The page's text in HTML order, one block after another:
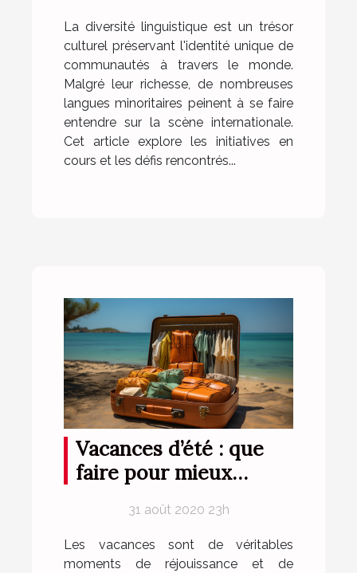
initiatives et défis
La diversité linguistique est un trésor
culturel préservant l'identité unique de
communautés à travers le monde.
Malgré leur richesse, de nombreuses
langues minoritaires peinent à se faire
entendre sur la scène internationale.
Cet article explore les initiatives en
cours et les défis rencontrés...
Vacances d’été : que
faire pour mieux
31 août 2020 23h
Les vacances sont de véritables
moments de réjouissance et de